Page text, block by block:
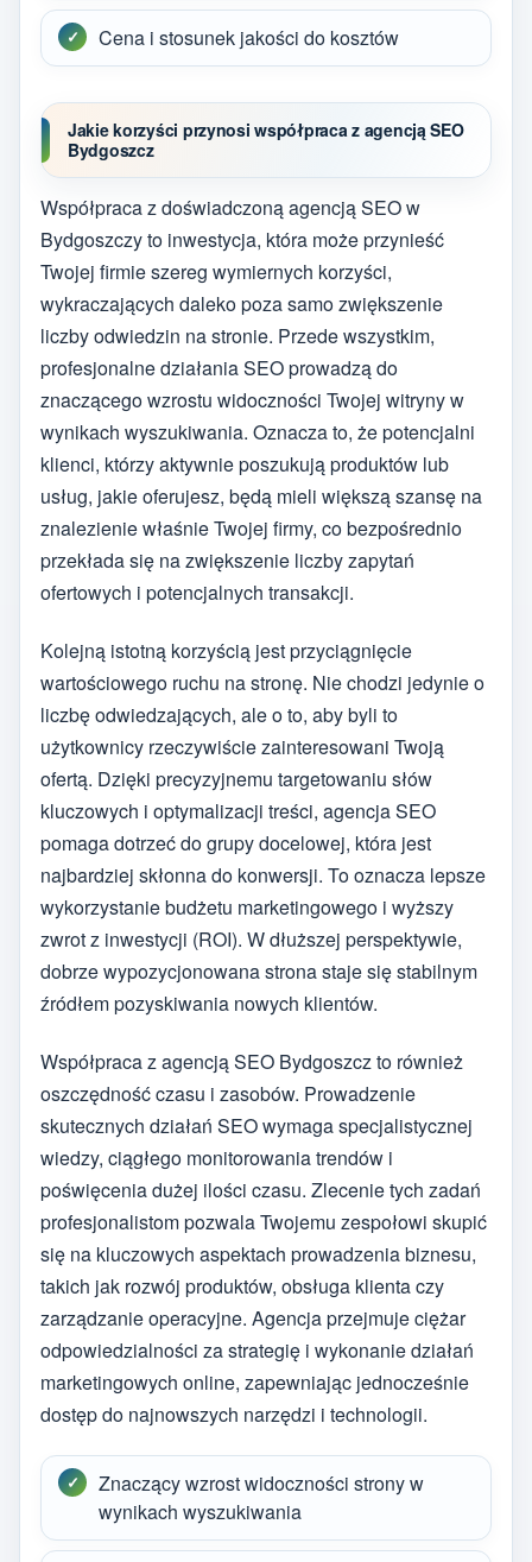
Cena i stosunek jakości do kosztów
Jakie korzyści przynosi współpraca z agencją SEO
Bydgoszcz
Współpraca z doświadczoną agencją SEO w
Bydgoszczy to inwestycja, która może przynieść
Twojej firmie szereg wymiernych korzyści,
wykraczających daleko poza samo zwiększenie
liczby odwiedzin na stronie. Przede wszystkim,
profesjonalne działania SEO prowadzą do
znaczącego wzrostu widoczności Twojej witryny w
wynikach wyszukiwania. Oznacza to, że potencjalni
klienci, którzy aktywnie poszukują produktów lub
usług, jakie oferujesz, będą mieli większą szansę na
znalezienie właśnie Twojej firmy, co bezpośrednio
przekłada się na zwiększenie liczby zapytań
ofertowych i potencjalnych transakcji.
Kolejną istotną korzyścią jest przyciągnięcie
wartościowego ruchu na stronę. Nie chodzi jedynie o
liczbę odwiedzających, ale o to, aby byli to
użytkownicy rzeczywiście zainteresowani Twoją
ofertą. Dzięki precyzyjnemu targetowaniu słów
kluczowych i optymalizacji treści, agencja SEO
pomaga dotrzeć do grupy docelowej, która jest
najbardziej skłonna do konwersji. To oznacza lepsze
wykorzystanie budżetu marketingowego i wyższy
zwrot z inwestycji (ROI). W dłuższej perspektywie,
dobrze wypozycjonowana strona staje się stabilnym
źródłem pozyskiwania nowych klientów.
Współpraca z agencją SEO Bydgoszcz to również
oszczędność czasu i zasobów. Prowadzenie
skutecznych działań SEO wymaga specjalistycznej
wiedzy, ciągłego monitorowania trendów i
poświęcenia dużej ilości czasu. Zlecenie tych zadań
profesjonalistom pozwala Twojemu zespołowi skupić
się na kluczowych aspektach prowadzenia biznesu,
takich jak rozwój produktów, obsługa klienta czy
zarządzanie operacyjne. Agencja przejmuje ciężar
odpowiedzialności za strategię i wykonanie działań
marketingowych online, zapewniając jednocześnie
dostęp do najnowszych narzędzi i technologii.
Znaczący wzrost widoczności strony w
wynikach wyszukiwania